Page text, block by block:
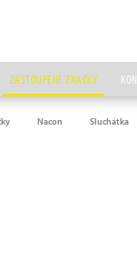
ZASTOUPENÉ ZNAČKY
Nacon Sluchátka